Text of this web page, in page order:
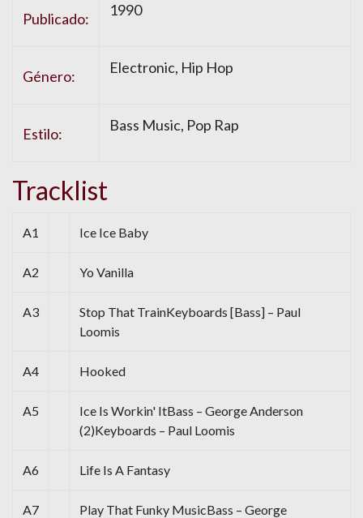
Publicado: 1990
Género: Electronic, Hip Hop
Estilo: Bass Music, Pop Rap
Tracklist
A1 Ice Ice Baby
A2 Yo Vanilla
A3
Stop That TrainKeyboards [Bass] – Paul
Loomis
A4 Hooked
A5
Ice Is Workin' ItBass – George Anderson
(2)Keyboards – Paul Loomis
A6 Life Is A Fantasy
A7 Play That Funky MusicBass – George